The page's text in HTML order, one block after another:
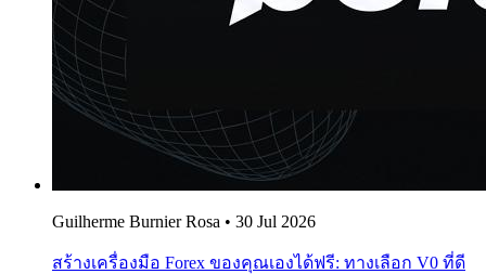
Guilherme Burnier Rosa • 30 Jul 2026
สร้างเครื่องมือ Forex ของคุณเองได้ฟรี: ทางเลือก V0 ที่ดี